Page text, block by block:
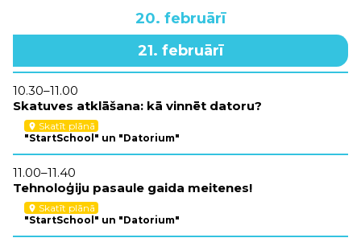
20. februārī
21. februārī
10.30–11.00
Skatuves atklāšana: kā vinnēt datoru?
location_on Skatīt plānā
"StartSchool" un "Datorium"
11.00–11.40
Tehnoloģiju pasaule gaida meitenes!
location_on Skatīt plānā
"StartSchool" un "Datorium"